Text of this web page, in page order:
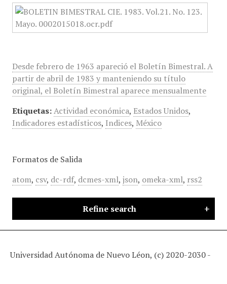
Desde febrero de 1963 apareció el Boletín Bimestral. A
partir de abril de 1983 y manteniendo su título
original, el Boletín Bimestral aparece mensualmente
Etiquetas: Actividad económica, Estados Unidos,
Indicadores estadísticos, Indices, México
Formatos de Salida
atom, csv, dc-rdf, dcmes-xml, json, omeka-xml, rss2
Refine search
Universidad Autónoma de Nuevo Léon, (c) 2020-2030 -